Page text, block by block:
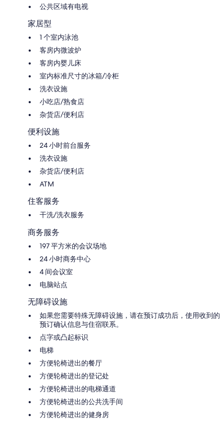
公共区域有电视
家居型
1 个室内泳池
客房内微波炉
客房内婴儿床
室内标准尺寸的冰箱/冷柜
洗衣设施
小吃店/熟食店
杂货店/便利店
便利设施
24 小时前台服务
洗衣设施
杂货店/便利店
ATM
住客服务
干洗/洗衣服务
商务服务
197 平方米的会议场地
24 小时商务中心
4 间会议室
电脑站点
无障碍设施
如果您需要特殊无障碍设施，请在预订成功后，使用收到的
预订确认信息与住宿联系。
点字或凸起标识
电梯
方便轮椅进出的餐厅
方便轮椅进出的登记处
方便轮椅进出的电梯通道
方便轮椅进出的公共洗手间
方便轮椅进出的健身房